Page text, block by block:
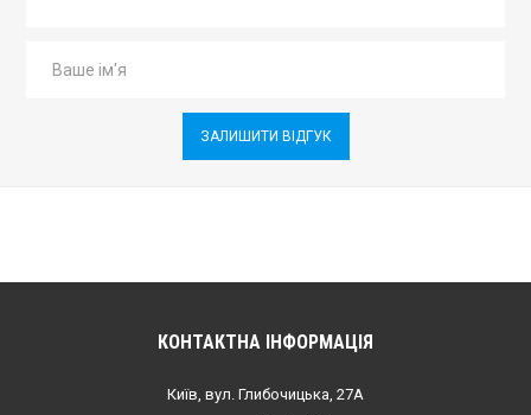
ЗАЛИШИТИ ВІДГУК
КОНТАКТНА ІНФОРМАЦІЯ
Київ, вул. Глибочицька, 27А